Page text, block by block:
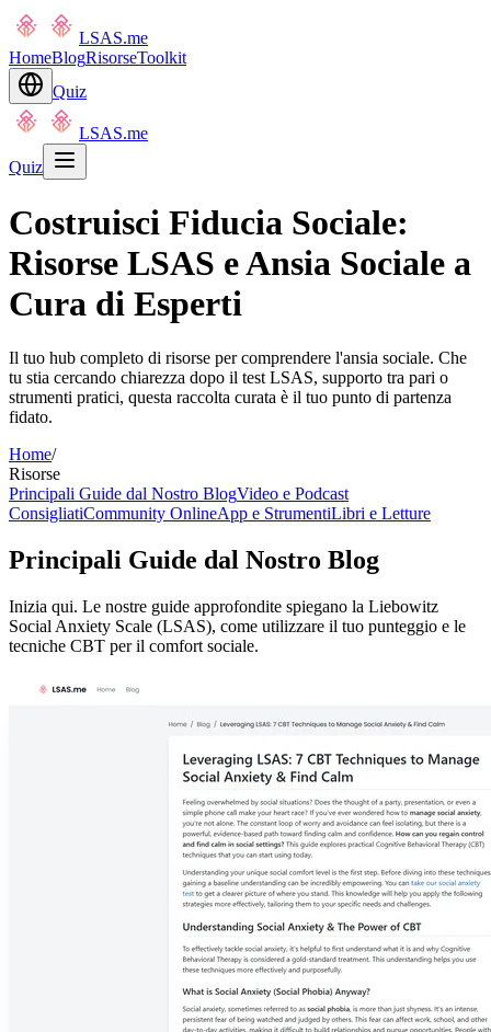
LSAS.me
HomeBlogRisorseToolkit
Quiz
LSAS.me
Quiz
Costruisci Fiducia Sociale:
Risorse LSAS e Ansia Sociale a
Cura di Esperti
Il tuo hub completo di risorse per comprendere l'ansia sociale. Che
tu stia cercando chiarezza dopo il test LSAS, supporto tra pari o
strumenti pratici, questa raccolta curata è il tuo punto di partenza
fidato.
Home/
Risorse
Principali Guide dal Nostro BlogVideo e Podcast
ConsigliatiCommunity OnlineApp e StrumentiLibri e Letture
Principali Guide dal Nostro Blog
Inizia qui. Le nostre guide approfondite spiegano la Liebowitz
Social Anxiety Scale (LSAS), come utilizzare il tuo punteggio e le
tecniche CBT per il comfort sociale.